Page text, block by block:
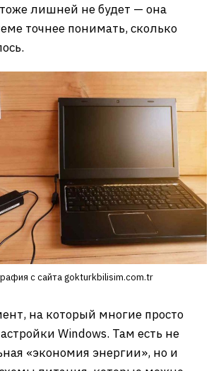
лишней не будет — она
точнее понимать, сколько
с сайта gokturkbilisim.com.tr
на который многие просто
Windows. Там есть не
«экономия энергии», но и